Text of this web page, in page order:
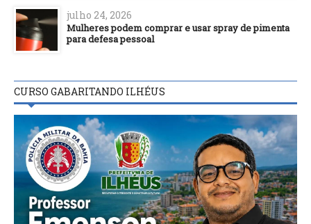
julho 24, 2026
Mulheres podem comprar e usar spray de pimenta
para defesa pessoal
CURSO GABARITANDO ILHÉUS